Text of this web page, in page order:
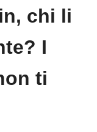
chi li
I
ti